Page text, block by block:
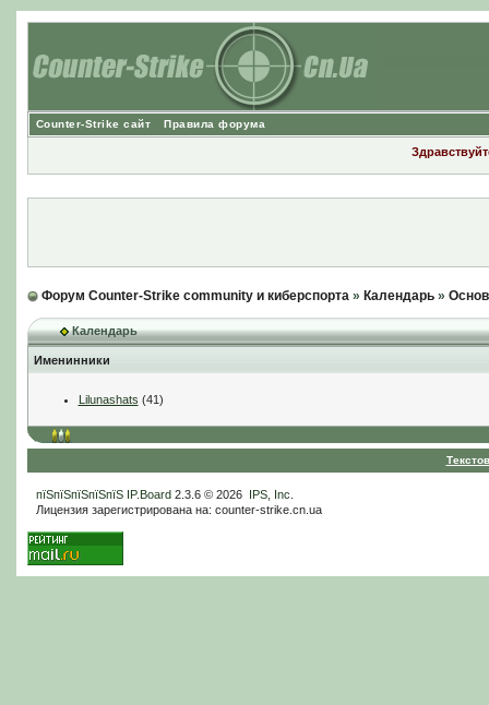
Counter-Strike сайт Правила форума
Форум Counter-Strike community и киберспорта» Календарь»
Календарь
Именинники
Lilunashats (41)
пїЅпїЅпїЅпїЅпїЅ IP.Board2.3.6 © 2026 IPS, Inc
Лицензия зарегистрирована на: counter-strike.cn.ua